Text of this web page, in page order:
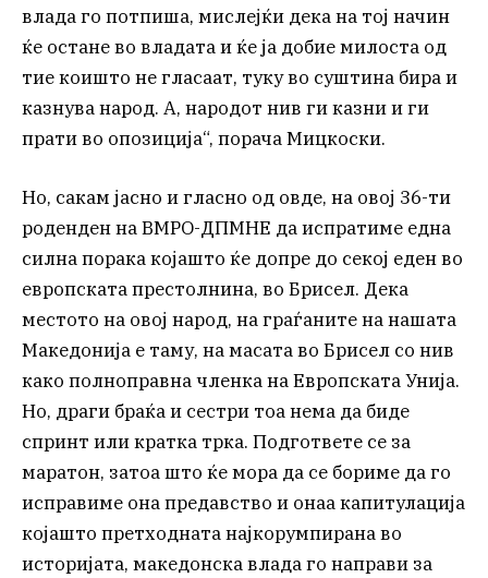
влада го потпиша, мислејќи дека на тој начин
ќе остане во владата и ќе ја добие милоста од
тие коишто не гласаат, туку во суштина бира и
казнува народ. А, народот нив ги казни и ги
прати во опозиција“, порача Мицкоски.
Но, сакам јасно и гласно од овде, на овој 36-ти
роденден на ВМРО-ДПМНЕ да испратиме една
силна порака којашто ќе допре до секој еден во
европската престолнина, во Брисел. Дека
местото на овој народ, на граѓаните на нашата
Македонија е таму, на масата во Брисел со нив
како полноправна членка на Европската Унија.
Но, драги браќа и сестри тоа нема да биде
спринт или кратка трка. Подгответе се за
маратон, затоа што ќе мора да се бориме да го
исправиме она предавство и онаа капитулација
којашто претходната најкорумпирана во
историјата, македонска влада го направи за